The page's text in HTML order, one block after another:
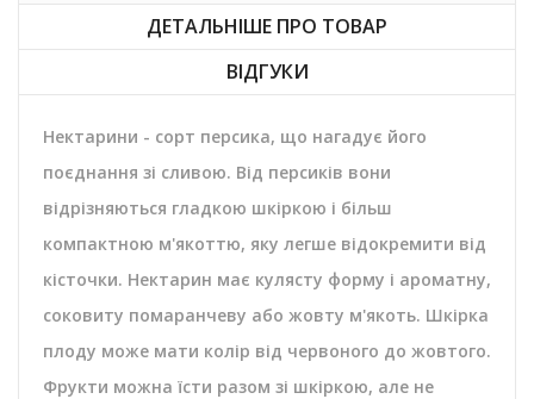
ДЕТАЛЬНІШЕ ПРО ТОВАР
ВІДГУКИ
Нектарини - сорт персика, що нагадує його
поєднання зі сливою. Від персиків вони
відрізняються гладкою шкіркою і більш
компактною м'якоттю, яку легше відокремити від
кісточки. Нектарин має кулясту форму і ароматну,
соковиту помаранчеву або жовту м'якоть. Шкірка
плоду може мати колір від червоного до жовтого.
Фрукти можна їсти разом зі шкіркою, але не